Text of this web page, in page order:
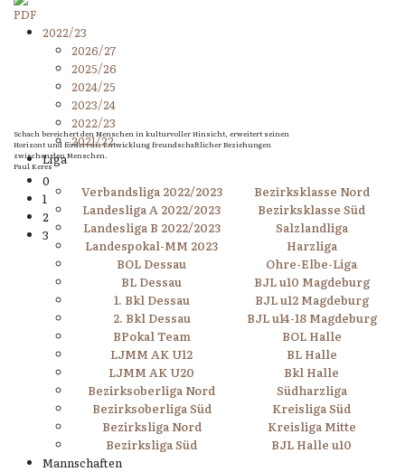
Schach bereichert den Menschen in kulturvoller Hinsicht, erweitert seinen
Horizont und fördert die Entwicklung freundschaftlicher Beziehungen
zwischen den Menschen.
Paul Keres
0
1
2
3
2022/23
2026/27
2025/26
2024/25
2023/24
2022/23
2021/22
Liga
Verbandsliga 2022/2023
Bezirksklasse Nord
Landesliga A 2022/2023
Bezirksklasse Süd
Landesliga B 2022/2023
Salzlandliga
Landespokal-MM 2023
Harzliga
BOL Dessau
Ohre-Elbe-Liga
BL Dessau
BJL u10 Magdeburg
1. Bkl Dessau
BJL u12 Magdeburg
2. Bkl Dessau
BJL u14-18 Magdeburg
BPokal Team
BOL Halle
LJMM AK U12
BL Halle
LJMM AK U20
Bkl Halle
Bezirksoberliga Nord
Südharzliga
Bezirksoberliga Süd
Kreisliga Süd
Bezirksliga Nord
Kreisliga Mitte
Bezirksliga Süd
BJL Halle u10
Mannschaften